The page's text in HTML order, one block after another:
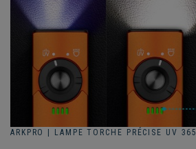
ARKPRO | LAMPE TORCHE PRÉCISE UV 365